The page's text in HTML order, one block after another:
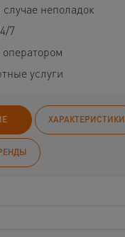
неполадок
7
услуги
ХАРАКТЕРИСТИКИ